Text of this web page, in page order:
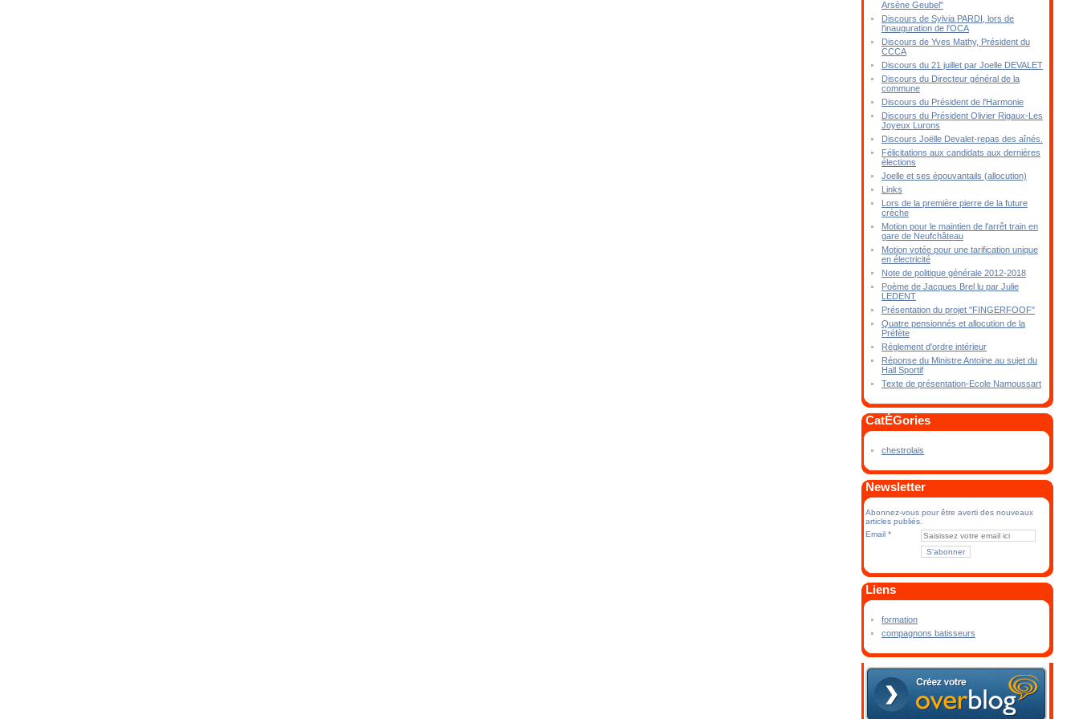
Arsène Geubel"
Discours de Sylvia PARDI, lors de
l'inauguration de l'OCA
Discours de Yves Mathy, Président du
CCCA
Discours du 21 juillet par Joelle DEVALET
Discours du Directeur général de la
commune
Discours du Président de l'Harmonie
Discours du Président Olivier Rigaux-Les
Joyeux Lurons
Discours Joëlle Devalet-repas des aînés.
Félicitations aux candidats aux dernières
élections
Joelle et ses épouvantails (allocution)
Links
Lors de la première pierre de la future
crèche
Motion pour le maintien de l'arrêt train en
gare de Neufchâteau
Motion votée pour une tarification unique
en électricité
Note de politique générale 2012-2018
Poème de Jacques Brel lu par Julie
LEDENT
Présentation du projet "FINGERFOOF"
Quatre pensionnés et allocution de la
Préfète
Réglement d'ordre intérieur
Réponse du Ministre Antoine au sujet du
Hall Sportif
Texte de présentation-Ecole Namoussart
CatÉGories
chestrolais
Newsletter
Abonnez-vous pour être averti des nouveaux
articles publiés.
Email
Liens
formation
compagnons batisseurs